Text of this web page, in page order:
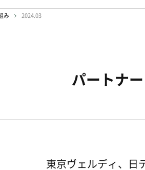
み 2024.03
パートナ
東京ヴェルディ、日